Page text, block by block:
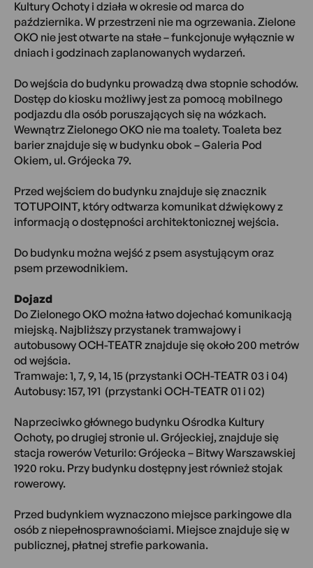
Kultury Ochoty i działa w okresie od marca do
października. W przestrzeni nie ma ogrzewania. Zielone
OKO nie jest otwarte na stałe – funkcjonuje wyłącznie w
dniach i godzinach zaplanowanych wydarzeń.
Do wejścia do budynku prowadzą dwa stopnie schodów.
Dostęp do kiosku możliwy jest za pomocą mobilnego
podjazdu dla osób poruszających się na wózkach.
Wewnątrz Zielonego OKO nie ma toalety. Toaleta bez
barier znajduje się w budynku obok – Galeria Pod
Okiem, ul. Grójecka 79.
Przed wejściem do budynku znajduje się znacznik
TOTUPOINT, który odtwarza komunikat dźwiękowy z
informacją o dostępności architektonicznej wejścia.
Do budynku można wejść z psem asystującym oraz
psem przewodnikiem.
Dojazd
Do Zielonego OKO można łatwo dojechać komunikacją
miejską. Najbliższy przystanek tramwajowy i
autobusowy OCH-TEATR znajduje się około 200 metrów
od wejścia.
Tramwaje: 1, 7, 9, 14, 15 (przystanki OCH-TEATR 03 i 04)
Autobusy: 157, 191 (przystanki OCH-TEATR 01 i 02)
Naprzeciwko głównego budynku Ośrodka Kultury
Ochoty, po drugiej stronie ul. Grójeckiej, znajduje się
stacja rowerów Veturilo: Grójecka – Bitwy Warszawskiej
1920 roku. Przy budynku dostępny jest również stojak
rowerowy.
Przed budynkiem wyznaczono miejsce parkingowe dla
osób z niepełnosprawnościami. Miejsce znajduje się w
publicznej, płatnej strefie parkowania.